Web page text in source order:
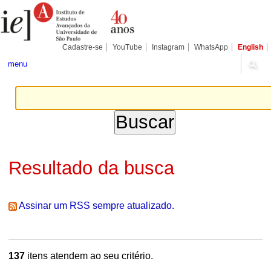
para
conteúdo.
Pessoais
Cadastre-se YouTube Instagram WhatsApp English
menu
Resultado da busca
Assinar um RSS sempre atualizado.
137itens atendem ao seu critério.